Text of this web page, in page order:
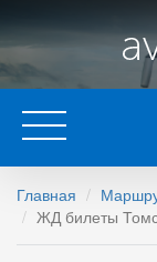
Главная
ЖД билеты